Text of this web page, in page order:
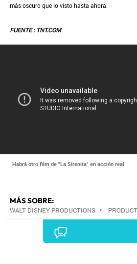
más oscuro que lo visto hasta ahora.
FUENTE : TNT.COM
Habrá otro film de "La Sirenita" en acción real
MÁS SOBRE:
WALT DISNEY PRODUCTIONS •
PRODUCCIÓN AUDIOVISUAL•
EMPRESAS
•COMUNICACIÓN•